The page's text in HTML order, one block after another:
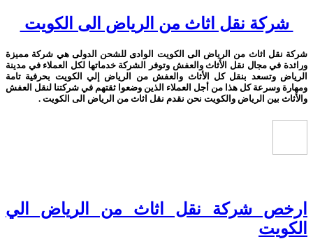
شركة نقل اثاث من الرياض الى الكويت
شركة نقل اثاث من الرياض الى الكويت الوادى للشحن الدولى هي شركة مميزة
ورائدة في مجال نقل الأثاث والعفش وتوفر الشركة خدماتها لكل العملاء في مدينة
الرياض وتسعد بنقل كل الأثاث والعفش من الرياض إلي الكويت بحرفية تامة
ومهارة وسرعة كل هذا من أجل العملاء الذين وضعوا ثقتهم في شركتنا لنقل العفش
والأثاث بين الرياض والكويت نحن نقدم نقل اثاث من الرياض الى الكويت .
ارخص شركة نقل اثاث من الرياض الي
الكويت